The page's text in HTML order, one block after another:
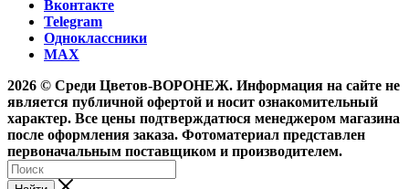
Вконтакте
Telegram
Одноклассники
MAX
2026 © Среди Цветов-ВОРОНЕЖ. Информация на сайте не
является публичной офертой и носит ознакомительный
характер. Все цены подтверждатюся менеджером магазина
после оформления заказа. Фотоматериал представлен
первоначальным поставщиком и производителем.